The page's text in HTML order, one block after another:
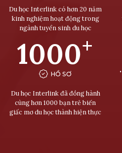
Du học Interlink có hơn 20 năm
kinh nghiệm hoạt động trong
ngành tuyển sinh du học
1000+
HỒ SƠ
Du học Interlink đã đồng hành
cùng hơn 1000 bạn trẻ biến
giấc mơ du học thành hiện thực